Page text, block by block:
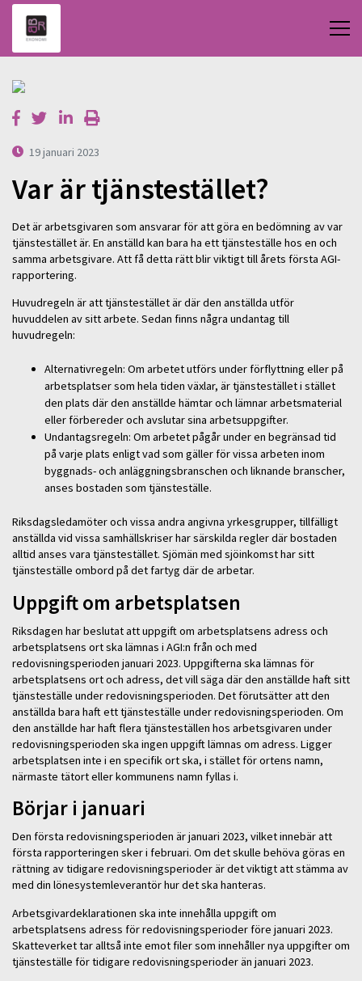
19 januari 2023
Var är tjänstestället?
Det är arbetsgivaren som ansvarar för att göra en bedömning av var
tjänstestället är. En anställd kan bara ha ett tjänsteställe hos en och
samma arbetsgivare. Att få detta rätt blir viktigt till årets första AGI-
rapportering.
Huvudregeln är att tjänstestället är där den anställda utför
huvuddelen av sitt arbete. Sedan finns några undantag till
huvudregeln:
Alternativregeln: Om arbetet utförs under förflyttning eller på
arbetsplatser som hela tiden växlar, är tjänstestället i stället
den plats där den anställde hämtar och lämnar arbetsmaterial
eller förbereder och avslutar sina arbetsuppgifter.
Undantagsregeln: Om arbetet pågår under en begränsad tid
på varje plats enligt vad som gäller för vissa arbeten inom
byggnads- och anläggningsbranschen och liknande branscher,
anses bostaden som tjänsteställe.
Riksdagsledamöter och vissa andra angivna yrkesgrupper, tillfälligt
anställda vid vissa samhällskriser har särskilda regler där bostaden
alltid anses vara tjänstestället. Sjömän med sjöinkomst har sitt
tjänsteställe ombord på det fartyg där de arbetar.
Uppgift om arbetsplatsen
Riksdagen har beslutat att uppgift om arbetsplatsens adress och
arbetsplatsens ort ska lämnas i AGI:n från och med
redovisningsperioden januari 2023. Uppgifterna ska lämnas för
arbetsplatsens ort och adress, det vill säga där den anställde haft sitt
tjänsteställe under redovisningsperioden. Det förutsätter att den
anställda bara haft ett tjänsteställe under redovisningsperioden. Om
den anställde har haft flera tjänsteställen hos arbetsgivaren under
redovisningsperioden ska ingen uppgift lämnas om adress. Ligger
arbetsplatsen inte i en specifik ort ska, i stället för ortens namn,
närmaste tätort eller kommunens namn fyllas i.
Börjar i januari
Den första redovisningsperioden är januari 2023, vilket innebär att
första rapporteringen sker i februari. Om det skulle behöva göras en
rättning av tidigare redovisningsperioder är det viktigt att stämma av
med din lönesystemleverantör hur det ska hanteras.
Arbetsgivardeklarationen ska inte innehålla uppgift om
arbetsplatsens adress för redovisningsperioder före januari 2023.
Skatteverket tar alltså inte emot filer som innehåller nya uppgifter om
tjänsteställe för tidigare redovisningsperioder än januari 2023.